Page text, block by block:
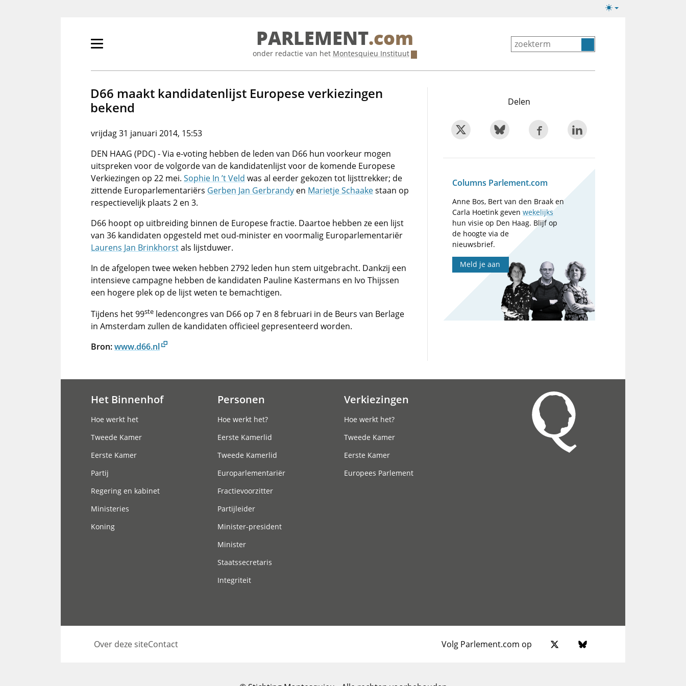
Lichte/donkere
Primair
tonen/verbergen
PARLEMENT.com
onder redactie van het Montesquieu Instituut
D66 maakt kandidatenlijst Europese verkiezingen
bekend
vrijdag 31 januari 2014, 15:53
DEN HAAG (PDC) - Via e-voting hebben de leden van D66 hun voorkeur mogen
uitspreken voor de volgorde van de kandidatenlijst voor de komende Europese
Verkiezingen op 22 mei. Sophie In ’t Veld was al eerder gekozen tot lijsttrekker; de
zittende Europarlementariërs Gerben Jan Gerbrandy en Marietje Schaakestaan op
respectievelijk plaats 2 en 3.
D66 hoopt op uitbreiding binnen de Europese fractie. Daartoe hebben ze een lijst
van 36 kandidaten opgesteld met oud-minister en voormalig Europarlementariër
Laurens Jan Brinkhorstals lijstduwer.
In de afgelopen twee weken hebben 2792 leden hun stem uitgebracht. Dankzij een
intensieve campagne hebben de kandidaten Pauline Kastermans en Ivo Thijssen
een hogere plek op de lijst weten te bemachtigen.
Tijdens het 99ste ledencongres van D66 op 7 en 8 februari in de Beurs van Berlage
in Amsterdam zullen de kandidaten officieel gepresenteerd worden.
Bron:www.d66.nl
Delen
Columns Parlement.com
Anne Bos, Bert van den Braak en
Carla Hoetink gevenwekelijks
hun visie op Den Haag. Blijf op
de hoogte via de
nieuwsbrief.
Meld je aan
Het Binnenhof
Hoe werkt het
Tweede Kamer
Eerste Kamer
Partij
Regering en kabinet
Ministeries
Koning
Personen
Hoe werkt het?
Eerste Kamerlid
Tweede Kamerlid
Europarlementariër
Fractievoorzitter
Partijleider
Minister-president
Minister
Staatssecretaris
Integriteit
Verkiezingen
Hoe werkt het?
Tweede Kamer
Eerste Kamer
Europees Parlement
Over deze siteContact Volg Parlement.com op